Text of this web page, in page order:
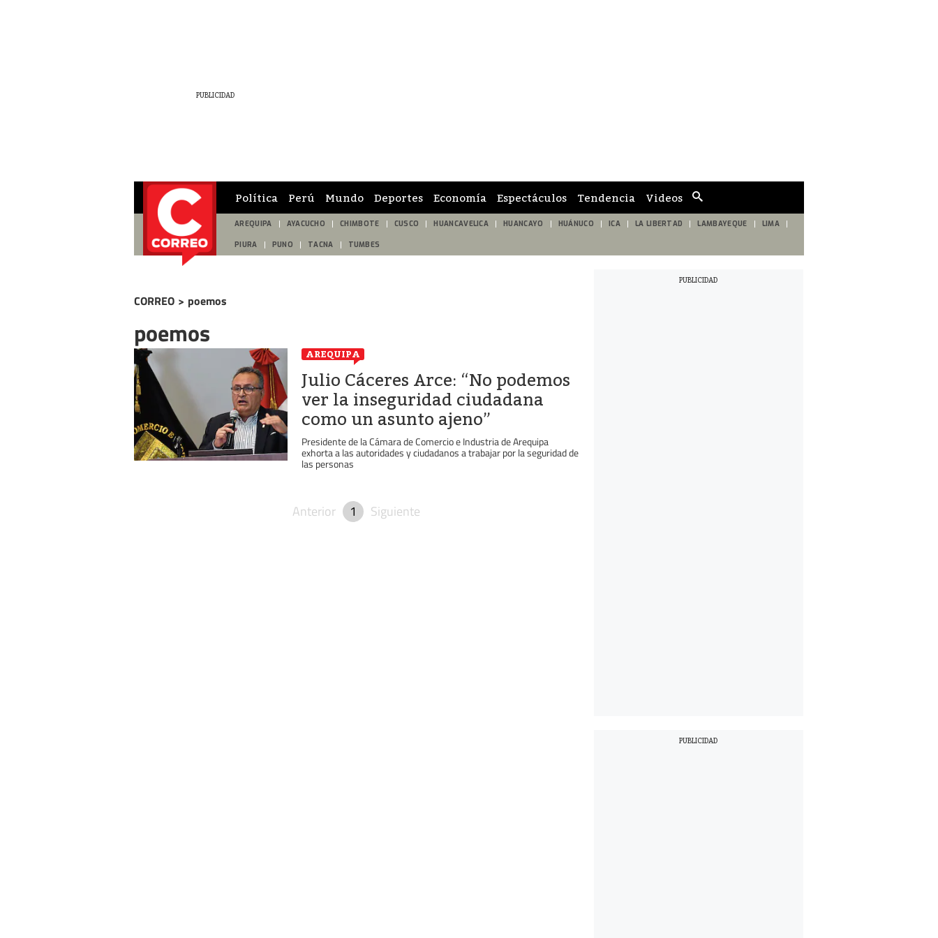
de
búsqueda
Política Perú Mundo Deportes Economía Espectáculos Tendencia Videos
AREQUIPA AYACUCHO CHIMBOTE CUSCO HUANCAVELICA HUANCAYO HUÁNUCO ICA LA LIBERTAD LAMBAYEQUE LIMA
PIURA PUNO TACNA TUMBES
CORREO > poemos
poemos
AREQUIPA
Julio Cáceres Arce: “No podemos
ver la inseguridad ciudadana
como un asunto ajeno”
Presidente de la Cámara de Comercio e Industria de Arequipa
exhorta a las autoridades y ciudadanos a trabajar por la seguridad de
las personas
Anterior 1 Siguiente